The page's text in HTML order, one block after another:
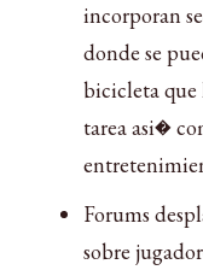
incorporan
donde se
bicicleta que
tarea asi�
Forums
sobre